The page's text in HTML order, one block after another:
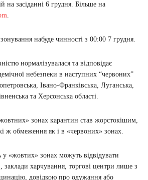
на засіданні 6 грудня. Більше на
.
набуде чинності з 00:00 7 грудня.
нормалізувалася та відповідає
небезпеки в наступних “червоних”
Івано-Франківська, Луганська,
та Херсонська області.
зонах карантин став жорстокішим,
ж обмеження як і в «червоних» зонах.
«жовтих» зонах можуть відвідувати
заклади харчування, торгові центри лише з
довідкою про одужання або